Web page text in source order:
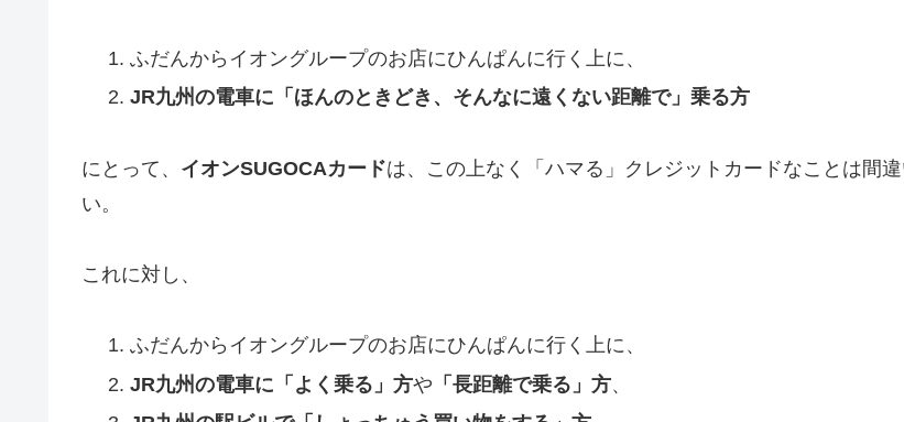
ふだんからイオングループのお店にひんぱんに行く上に、
JR九州の電車に「ほんのときどき、そんなに遠くない距離で」乗る方
にとって、 イオンSUGOCAカードは、この上なく「ハマる」クレジットカードなことは間
い。
これに対し、
ふだんからイオングループのお店にひんぱんに行く上に、
JR九州の電車に「よく乗る」方や 「長距離で乗る」方、